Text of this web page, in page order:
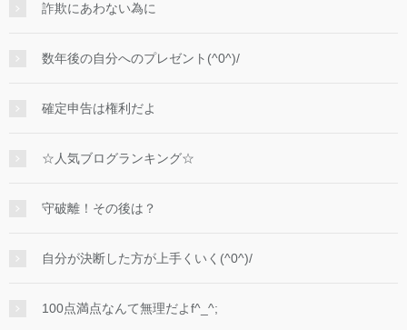
詐欺にあわない為に
数年後の自分へのプレゼント(^0^)/
確定申告は権利だよ
☆人気ブログランキング☆
守破離！その後は？
自分が決断した方が上手くいく(^0^)/
100点満点なんて無理だよf^_^;